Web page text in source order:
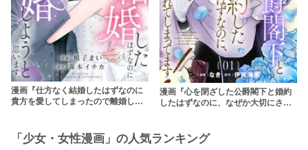
漫画『仕方なく結婚したはずなのに
貴方を愛してしまったので離婚しよ
う
漫画『心を閉ざした公爵閣下と婚約
したはずなのに、なぜか大切にされ
のはやめよう
「少女・女性漫画」の人気ランキング